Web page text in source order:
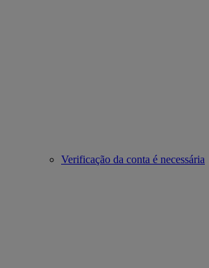
Verificação da conta é necessária